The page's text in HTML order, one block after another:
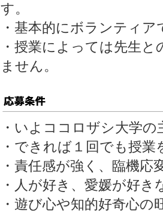
す。
・基本的にボランティ
・授業によっては先生
ません。
・いよココロザシ大学
・できれば１回でも授
・責任感が強く、臨機
・人が好き、愛媛が好
・遊び心や知的好奇心の